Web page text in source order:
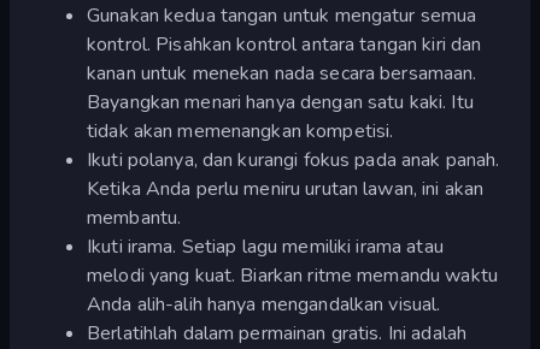
Gunakan kedua tangan untuk mengatur semua
kontrol. Pisahkan kontrol antara tangan kiri dan
kanan untuk menekan nada secara bersamaan.
Bayangkan menari hanya dengan satu kaki. Itu
tidak akan memenangkan kompetisi.
Ikuti polanya, dan kurangi fokus pada anak panah.
Ketika Anda perlu meniru urutan lawan, ini akan
membantu.
Ikuti irama. Setiap lagu memiliki irama atau
melodi yang kuat. Biarkan ritme memandu waktu
Anda alih-alih hanya mengandalkan visual.
Berlatihlah dalam permainan gratis. Ini adalah